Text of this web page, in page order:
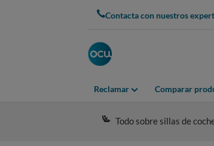
Contacta con nuestros
Reclamar Comparar
Todo sobre sillas de